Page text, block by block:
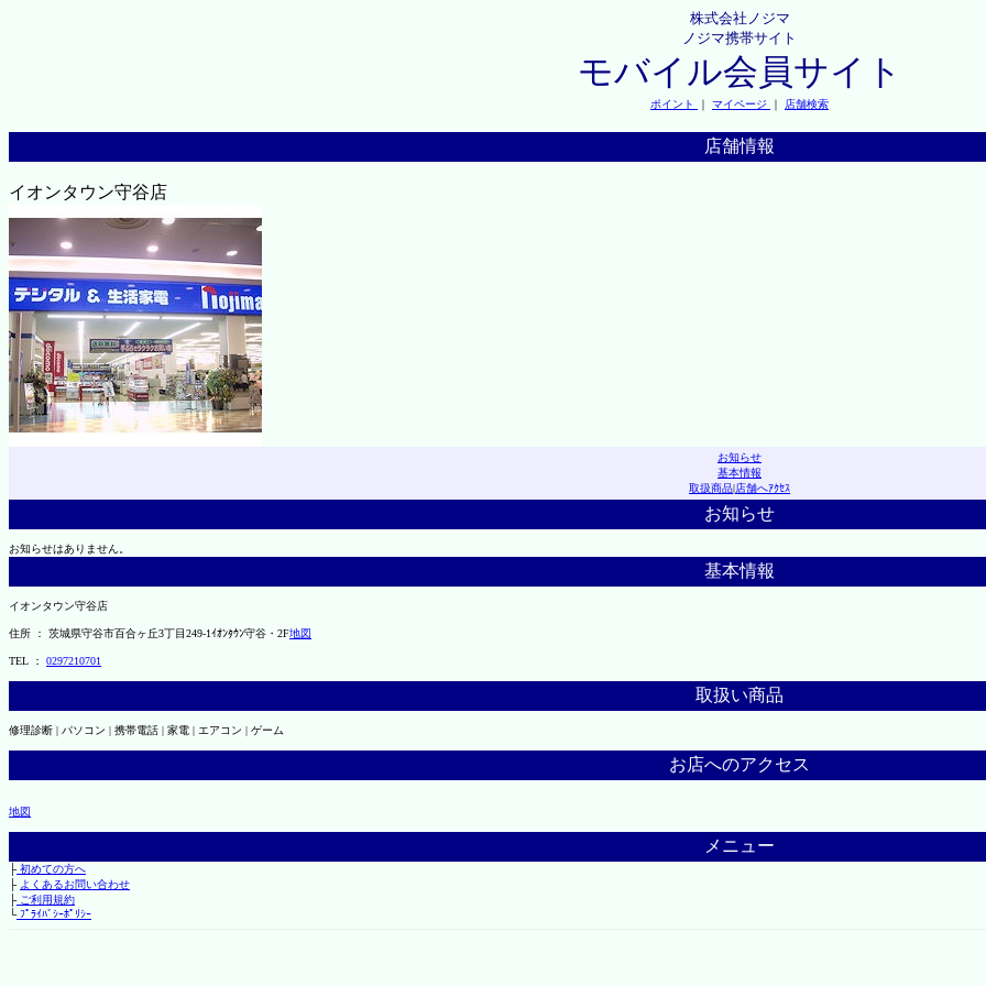
株式会社ノジマ
ノジマ携帯サイト
モバイル会員サイト
ポイント ｜ マイページ ｜ 店舗検索
店舗情報
イオンタウン守谷店
お知らせ
基本情報
取扱商品|店舗へｱｸｾｽ
お知らせ
お知らせはありません。
基本情報
イオンタウン守谷店
住所 ： 茨城県守谷市百合ヶ丘3丁目249-1ｲｵﾝﾀｳﾝ守谷・2F地図
TEL ： 0297210701
取扱い商品
修理診断 | パソコン | 携帯電話 | 家電 | エアコン | ゲーム
お店へのアクセス
地図
メニュー
├初めての方へ
├ よくあるお問い合わせ
├ご利用規約
└ﾌﾟﾗｲﾊﾞｼｰﾎﾟﾘｼｰ